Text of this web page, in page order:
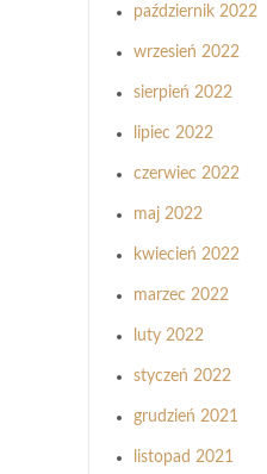
październik 2022
wrzesień 2022
sierpień 2022
lipiec 2022
czerwiec 2022
maj 2022
kwiecień 2022
marzec 2022
luty 2022
styczeń 2022
grudzień 2021
listopad 2021